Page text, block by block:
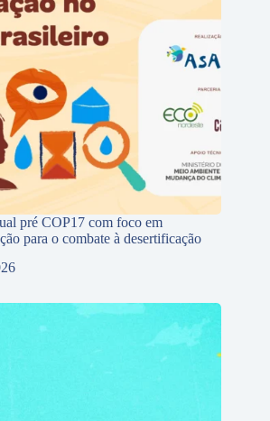
pré COP17 com foco em
para o combate à desertificação